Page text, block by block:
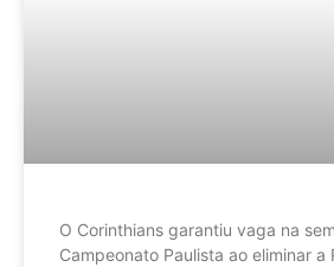
O Corinthians garantiu vaga na
Campeonato Paulista ao eliminar a